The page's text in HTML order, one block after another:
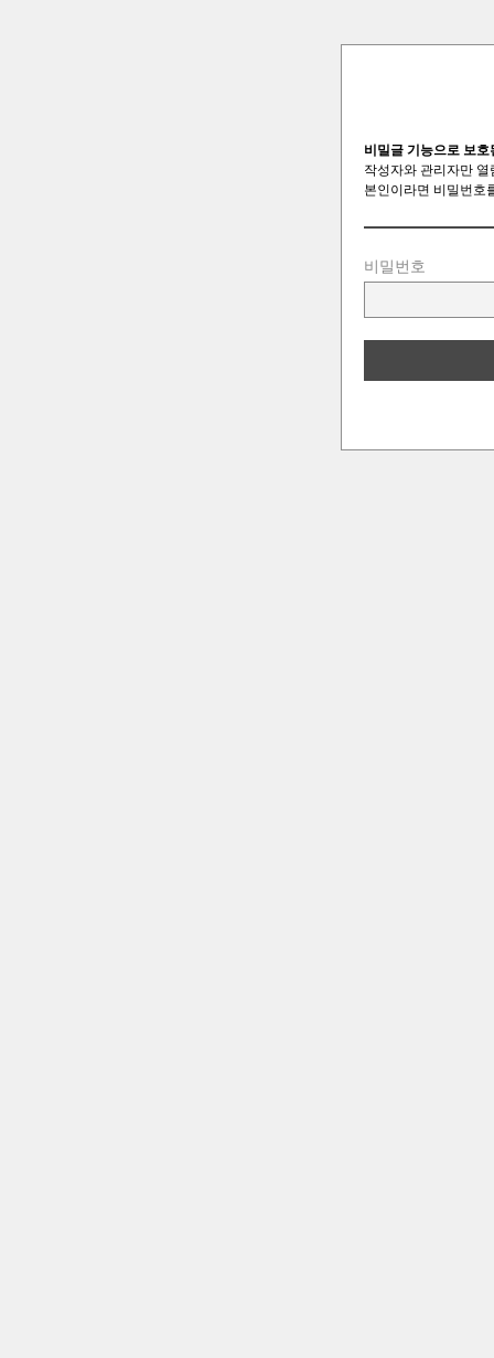
비밀글 기능으로 보호
작성자와 관리자만
본인이라면 비밀번호
비밀번호